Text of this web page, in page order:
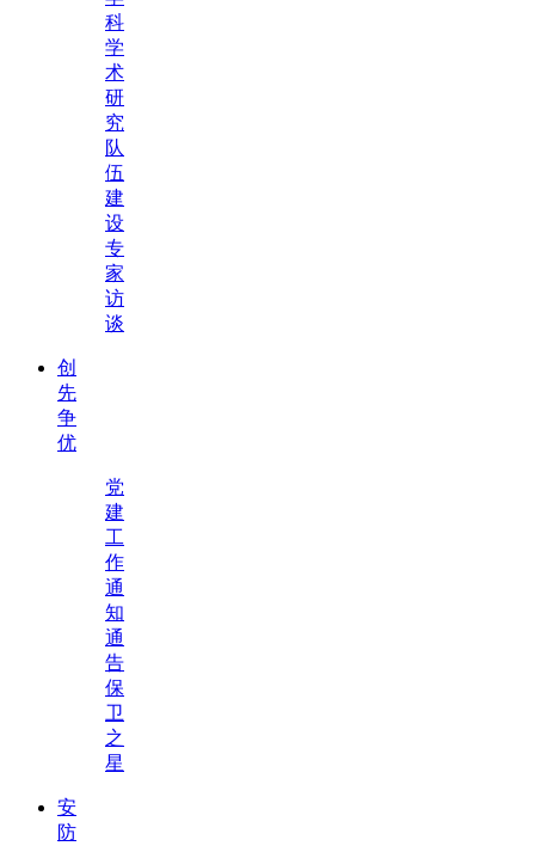
科
学
术
研
究
队
伍
建
设
专
家
访
谈
创
先
争
优
党
建
工
作
通
知
通
告
保
卫
之
星
安
防